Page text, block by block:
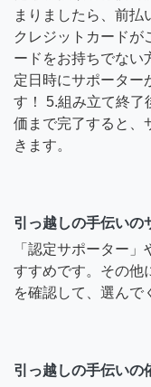
まりましたら、前払
クレジットカードが
ードをお持ちでない
定日時にサポーター
す！ 5.組み立て終了
価まで完了すると、
きます。
引っ越しの手伝いの
「認定サポーター
すすめです。その他
を確認して、選んで
引っ越しの手伝いの